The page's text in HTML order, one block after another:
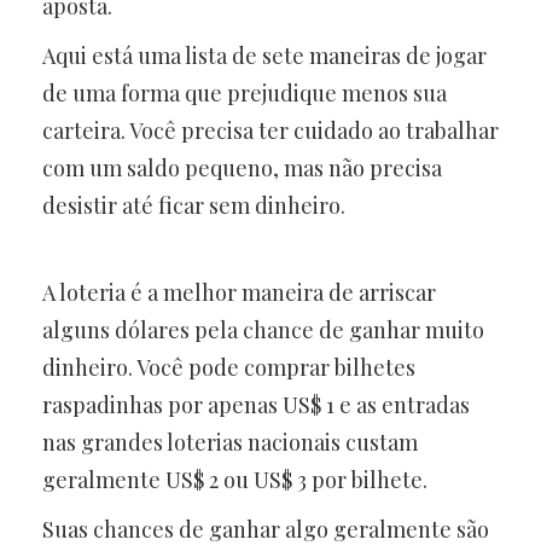
aposta.
Aqui está uma lista de sete maneiras de jogar
de uma forma que prejudique menos sua
carteira. Você precisa ter cuidado ao trabalhar
com um saldo pequeno, mas não precisa
desistir até ficar sem dinheiro.
A loteria é a melhor maneira de arriscar
alguns dólares pela chance de ganhar muito
dinheiro. Você pode comprar bilhetes
raspadinhas por apenas US$ 1 e as entradas
nas grandes loterias nacionais custam
geralmente US$ 2 ou US$ 3 por bilhete.
Suas chances de ganhar algo geralmente são